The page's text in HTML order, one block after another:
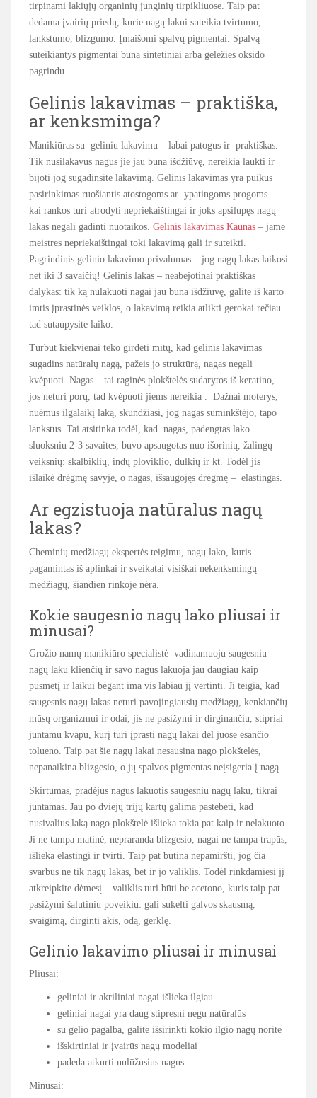
tirpinami lakiųjų organinių junginių tirpikliuose. Taip pat
dedama įvairių priedų, kurie nagų lakui suteikia tvirtumo,
lankstumo, blizgumo. Įmaišomi spalvų pigmentai. Spalvą
suteikiantys pigmentai būna sintetiniai arba geležies oksido
pagrindu.
Gelinis lakavimas – praktiška,
ar kenksminga?
Manikiūras su geliniu lakavimu – labai patogus ir praktiškas.
Tik nusilakavus nagus jie jau buna išdžiūvę, nereikia laukti ir
bijoti jog sugadinsite lakavimą. Gelinis lakavimas yra puikus
pasirinkimas ruošiantis atostogoms ar ypatingoms progoms –
kai rankos turi atrodyti nepriekaištingai ir joks apsilupęs nagų
lakas negali gadinti nuotaikos. Gelinis lakavimas Kaunas – jame
meistres nepriekaištingai tokį lakavimą gali ir suteikti.
Pagrindinis gelinio lakavimo privalumas – jog nagų lakas laikosi
net iki 3 savaičių! Gelinis lakas – neabejotinai praktiškas
dalykas: tik ką nulakuoti nagai jau būna išdžiūvę, galite iš karto
imtis įprastinės veiklos, o lakavimą reikia atlikti gerokai rečiau
tad sutaupysite laiko.
Turbūt kiekvienai teko girdėti mitų, kad gelinis lakavimas
sugadins natūralų nagą, pažeis jo struktūrą, nagas negali
kvėpuoti. Nagas – tai raginės plokštelės sudarytos iš keratino,
jos neturi porų, tad kvėpuoti jiems nereikia . Dažnai moterys,
nuėmus ilgalaikį laką, skundžiasi, jog nagas suminkštėjo, tapo
lankstus. Tai atsitinka todėl, kad nagas, padengtas lako
sluoksniu 2-3 savaites, buvo apsaugotas nuo išorinių, žalingų
veiksnių: skalbiklių, indų ploviklio, dulkių ir kt. Todėl jis
išlaikė drėgmę savyje, o nagas, išsaugojęs drėgmę – elastingas.
Ar egzistuoja natūralus nagų
lakas?
Cheminių medžiagų ekspertės teigimu, nagų lako, kuris
pagamintas iš aplinkai ir sveikatai visiškai nekenksmingų
medžiagų, šiandien rinkoje nėra.
Kokie saugesnio nagų lako pliusai ir
minusai?
Grožio namų manikiūro specialistė vadinamuoju saugesniu
nagų laku klienčių ir savo nagus lakuoja jau daugiau kaip
pusmetį ir laikui bėgant ima vis labiau jį vertinti. Ji teigia, kad
saugesnis nagų lakas neturi pavojingiausių medžiagų, kenkiančių
mūsų organizmui ir odai, jis ne pasižymi ir dirginančiu, stipriai
juntamu kvapu, kurį turi įprasti nagų lakai dėl juose esančio
tolueno. Taip pat šie nagų lakai nesausina nago plokštelės,
nepanaikina blizgesio, o jų spalvos pigmentas neįsigeria į nagą.
Skirtumas, pradėjus nagus lakuotis saugesniu nagų laku, tikrai
juntamas. Jau po dviejų trijų kartų galima pastebėti, kad
nusivalius laką nago plokštelė išlieka tokia pat kaip ir nelakuoto.
Ji ne tampa matinė, nepraranda blizgesio, nagai ne tampa trapūs,
išlieka elastingi ir tvirti. Taip pat būtina nepamiršti, jog čia
svarbus ne tik nagų lakas, bet ir jo valiklis. Todėl rinkdamiesi jį
atkreipkite dėmesį – valiklis turi būti be acetono, kuris taip pat
pasižymi šalutiniu poveikiu: gali sukelti galvos skausmą,
svaigimą, dirginti akis, odą, gerklę.
Gelinio lakavimo pliusai ir minusai
Pliusai:
geliniai ir akriliniai nagai išlieka ilgiau
geliniai nagai yra daug stipresni negu natūralūs
su gelio pagalba, galite išsirinkti kokio ilgio nagų norite
išskirtiniai ir įvairūs nagų modeliai
padeda atkurti nulūžusius nagus
Minusai: